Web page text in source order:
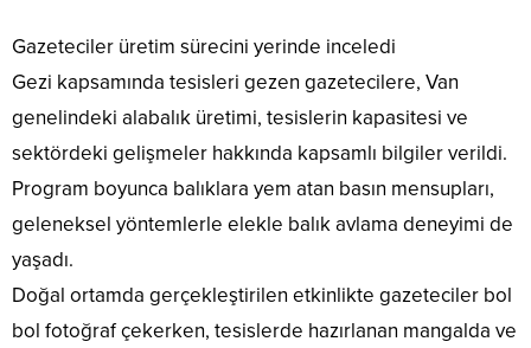
Gazeteciler üretim sürecini yerinde inceledi
Gezi kapsamında tesisleri gezen gazetecilere, Van
genelindeki alabalık üretimi, tesislerin kapasitesi ve
sektördeki gelişmeler hakkında kapsamlı bilgiler verildi.
Program boyunca balıklara yem atan basın mensupları,
geleneksel yöntemlerle elekle balık avlama deneyimi de
yaşadı.
Doğal ortamda gerçekleştirilen etkinlikte gazeteciler bol
bol fotoğraf çekerken, tesislerde hazırlanan mangalda ve